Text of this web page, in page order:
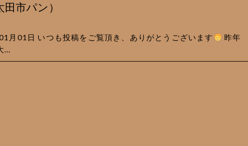
市パン）
月01日 いつも投稿をご覧頂き、ありがとうございます
‍ 昨年
…